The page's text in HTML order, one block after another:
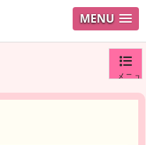
MENU
メニュ